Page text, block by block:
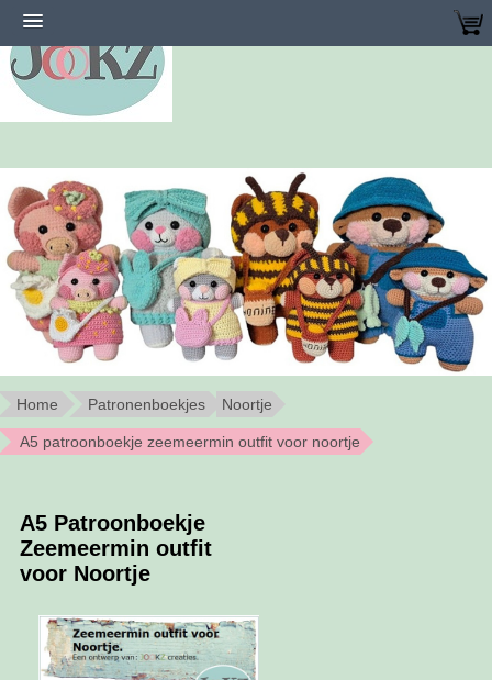
Home Patronenboekjes Noortje
A5 patroonboekje zeemeermin outfit voor noortje
A5 Patroonboekje
Zeemeermin outfit
voor Noortje